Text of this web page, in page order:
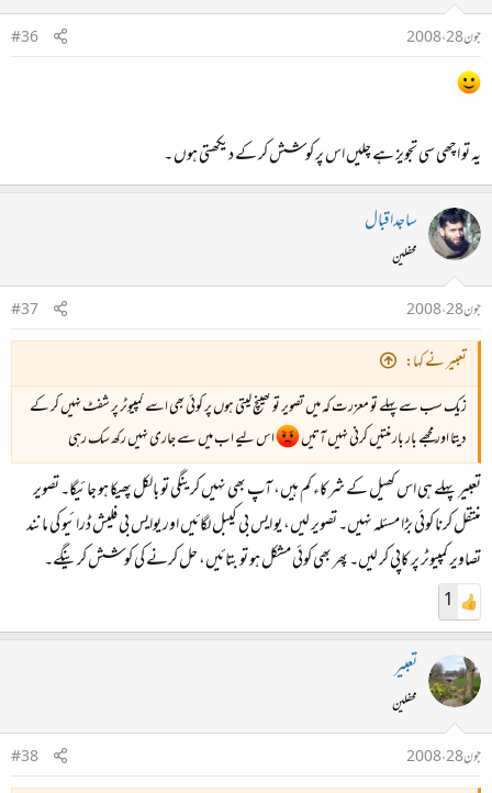
جون 28، 2008
#36
یہ تو اچھی سی تجویز ہے چلیں اس پر کوشش کر کے دیکھتی ہوں ۔
ساجداقبال
محفلین
جون 28، 2008
#37
تعبیر نے کہا:
زیک سب سے پہلے تو معزرت کہ میں تصویر تو کھینچ لیتی ہوں پر کوئی بھی اسے کمپیوٹر پر شفٹ نہیں کر کے
دیتا اور مجھے بار بار منتیں کرنی نہیں آتیں
اس لیے اب میں سے جاری نہیں رکھ سک رہی
تعبیر پہلے ہی اس کھیل کے شرکاء کم ہیں، آپ بھی نہیں‌ کرینگی تو بالکل پھیکا ہو جائیگا۔ تصویر
منتقل کرنا کوئی بڑا مسئلہ نہیں۔ تصویر لیں، یو ایس بی کیبل لگائیں اور یوایس بی فلیش ڈرائیو کی مانند
تصاویر کمپیوٹر پر کاپی کر لیں۔ پھر بھی کوئی مشکل ہو تو بتائیں، حل کرنے کی کوشش کرینگے۔
1
تعبیر
محفلین
جون 28، 2008
#38